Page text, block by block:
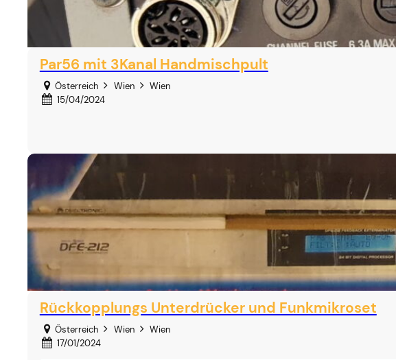
Par56 mit 3Kanal Handmischpult
Österreich Wien
Wien
15/04/2024
Rückkopplungs Unterdrücker und Funkmikroset
Österreich Wien
Wien
17/01/2024